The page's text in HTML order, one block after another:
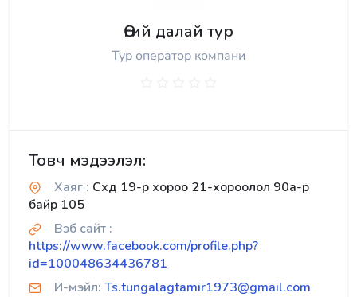
Өгий далай тур
Тур оператор компани
Товч мэдээлэл:
Хаяг : Схд 19-р хороо 21-хороолол 90а-р
байр 105
Вэб сайт :
https://www.facebook.com/profile.php?
id=100048634436781
И-мэйл: Ts.tungalagtamir1973@gmail.com